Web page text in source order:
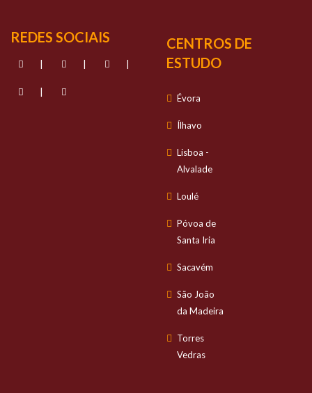
REDES SOCIAIS
| | |
|
CENTROS DE
ESTUDO
Évora
Ílhavo
Lisboa -
Alvalade
Loulé
Póvoa de
Santa Iria
Sacavém
São João
da Madeira
Torres
Vedras